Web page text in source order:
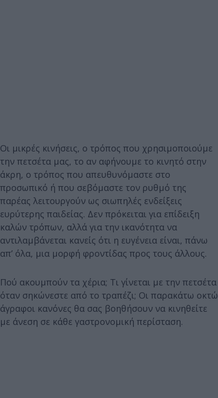
Οι μικρές κινήσεις, ο τρόπος που χρησιμοποιούμε
την πετσέτα μας, το αν αφήνουμε το κινητό στην
άκρη, ο τρόπος που απευθυνόμαστε στο
προσωπικό ή που σεβόμαστε τον ρυθμό της
παρέας λειτουργούν ως σιωπηλές ενδείξεις
ευρύτερης παιδείας. Δεν πρόκειται για επίδειξη
καλών τρόπων, αλλά για την ικανότητα να
αντιλαμβάνεται κανείς ότι η ευγένεια είναι, πάνω
απ’ όλα, μια μορφή φροντίδας προς τους άλλους.
Πού ακουμπούν τα χέρια; Τι γίνεται με την πετσέτα
όταν σηκώνεστε από το τραπέζι; Οι παρακάτω οκτώ
άγραφοι κανόνες θα σας βοηθήσουν να κινηθείτε
με άνεση σε κάθε γαστρονομική περίσταση.